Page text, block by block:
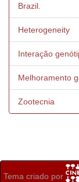
Brazil.
Heterogeneity
Interação
Melhoramento
Zootecnia
Tema criado por